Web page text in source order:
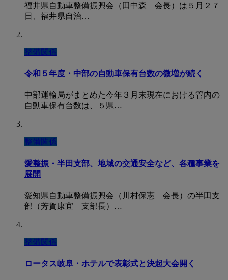
福井県自動車整備振興会（田中森 会長）は５月２７
日、福井県自治…
整備関係
令和５年度・中部の自動車保有台数の微増が続く
中部運輸局がまとめた今年３月末現在における管内の
自動車保有台数は、５県…
整備関係
愛整振・半田支部、地域の交通安全など、各種事業を
展開
愛知県自動車整備振興会（川村保憲 会長）の半田支
部（芳賀康宜 支部長）…
整備関係
ロータス岐阜・ホテルで表彰式と決起大会開く